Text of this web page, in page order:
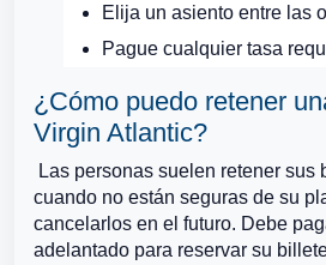
Elija un asiento entre las
Pague cualquier tasa
¿Cómo puedo retener
Virgin Atlantic?
Las personas suelen retener sus
cuando no están seguras de su
cancelarlos en el futuro. Debe
adelantado para reservar su